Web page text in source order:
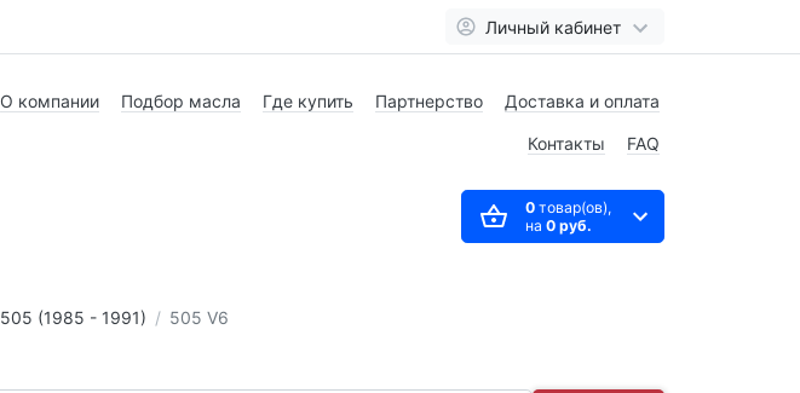
Личный кабинет
О компании Подбор масла Где купить Партнерство Доставка и оплата
Контакты FAQ
0товар(ов),
на 0 руб.
505 (1985 - 1991) 505 V6